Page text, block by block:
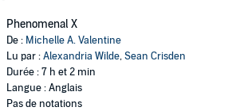
to wrestling's most notorious bad boy.
nature that even good girl Anna
to share a bed in a sold-out hotel, lines
they quickly learn that one lustful night
one of them will ever be the same.
Phenomenal X
De : Michelle A. Valentine
Lu par :Alexandria Wilde,Sean Crisden
Durée : 7 h et 2 min
Langue : Anglais
Pas de notations